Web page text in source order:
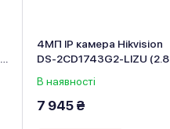
4МП IP камера Hikvision
DS-2CD1743G2-LIZU (2.8-
В наявності
7 945 ₴